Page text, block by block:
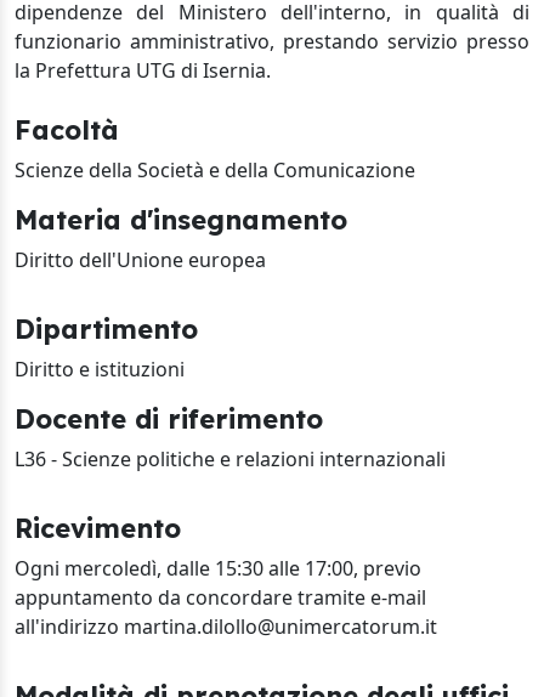
dipendenze del Ministero dell'interno, in qualità di
funzionario amministrativo, prestando servizio presso
la Prefettura UTG di Isernia.
Facoltà
Scienze della Società e della Comunicazione
Materia d'insegnamento
Diritto dell'Unione europea
Dipartimento
Diritto e istituzioni
Docente di riferimento
L36 - Scienze politiche e relazioni internazionali
Ricevimento
Ogni mercoledì, dalle 15:30 alle 17:00, previo
appuntamento da concordare tramite e-mail
all'indirizzo martina.dilollo@unimercatorum.it